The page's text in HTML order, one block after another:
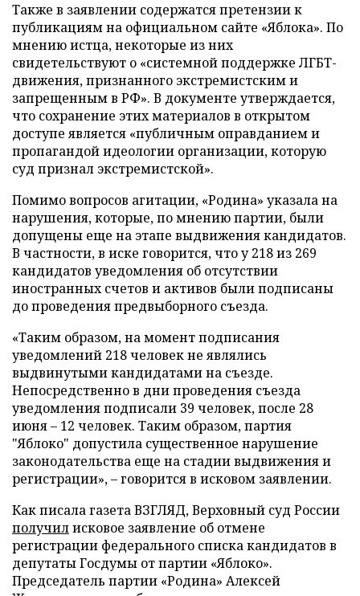
Также в заявлении содержатся претензии к
публикациям на официальном сайте «Яблока». По
мнению истца, некоторые из них
свидетельствуют о «системной поддержке ЛГБТ-
движения, признанного экстремистским и
запрещенным в РФ». В документе утверждается,
что сохранение этих материалов в открытом
доступе является «публичным оправданием и
пропагандой идеологии организации, которую
суд признал экстремистской».
Помимо вопросов агитации, «Родина» указала на
нарушения, которые, по мнению партии, были
допущены еще на этапе выдвижения кандидатов.
В частности, в иске говорится, что у 218 из 269
кандидатов уведомления об отсутствии
иностранных счетов и активов были подписаны
до проведения предвыборного съезда.
«Таким образом, на момент подписания
уведомлений 218 человек не являлись
выдвинутыми кандидатами на съезде.
Непосредственно в дни проведения съезда
уведомления подписали 39 человек, после 28
июня – 12 человек. Таким образом, партия
"Яблоко" допустила существенное нарушение
законодательства еще на стадии выдвижения и
регистрации», – говорится в исковом заявлении.
Как писала газета ВЗГЛЯД, Верховный суд России
получилисковое заявление об отмене
регистрации федерального списка кандидатов в
депутаты Госдумы от партии «Яблоко».
Председатель партии «Родина» Алексей